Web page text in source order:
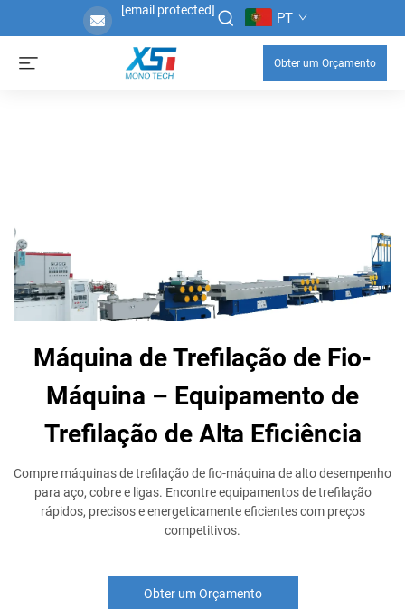
[email protected] PT
Obter um Orçamento
Máquina de Trefilação de Fio-
Máquina – Equipamento de
Trefilação de Alta Eficiência
Compre máquinas de trefilação de fio-máquina de alto desempenho
para aço, cobre e ligas. Encontre equipamentos de trefilação
rápidos, precisos e energeticamente eficientes com preços
competitivos.
Obter um Orçamento